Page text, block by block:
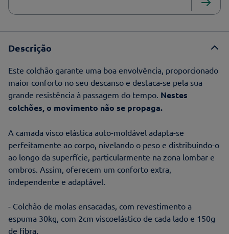
Descrição
Este colchão garante uma boa envolvência, proporcionado
maior conforto no seu descanso e destaca-se pela sua
grande resistência à passagem do tempo. Nestes
colchões, o movimento não se propaga.
A camada visco elástica auto-moldável adapta-se
perfeitamente ao corpo, nivelando o peso e distribuindo-o
ao longo da superfície, particularmente na zona lombar e
ombros. Assim, oferecem um conforto extra,
independente e adaptável.
- Colchão de molas ensacadas, com revestimento a
espuma 30kg, com 2cm viscoelástico de cada lado e 150g
de fibra.